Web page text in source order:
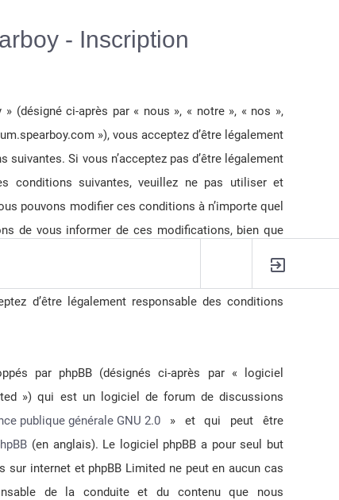
- Inscription
» (désigné ci-après par « nous », « notre », « nos »,
»), vous acceptez d’être légalement
suivantes. Si vous n’acceptez pas d’être légalement
conditions suivantes, veuillez ne pas utiliser et
pouvons modifier ces conditions à n’importe quel
de vous informer de ces modifications, bien que
d’être légalement responsable des conditions
par phpBB (désignés ci-après par « logiciel
») qui est un logiciel de forum de discussions
publique générale GNU 2.0 » et qui peut être
(en anglais). Le logiciel phpBB a pour seul but
internet et phpBB Limited ne peut en aucun cas
de la conduite et du contenu que nous
Nous sommes le ven. août 07, 2026 8:41 pm